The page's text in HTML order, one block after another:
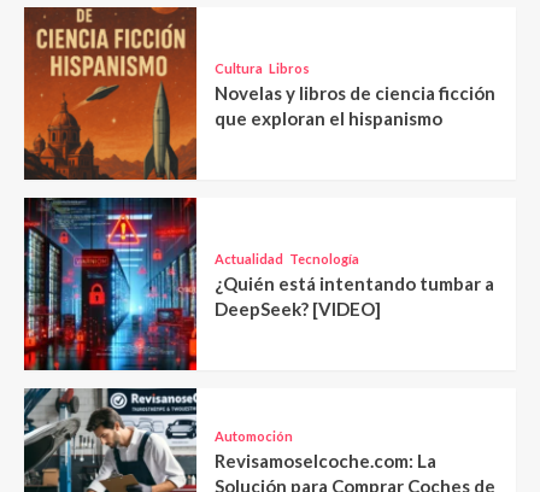
Cultura Libros
Novelas y libros de ciencia ficción
que exploran el hispanismo
Actualidad Tecnología
¿Quién está intentando tumbar a
DeepSeek? [VIDEO]
Automoción
Revisamoselcoche.com: La
Solución para Comprar Coches de